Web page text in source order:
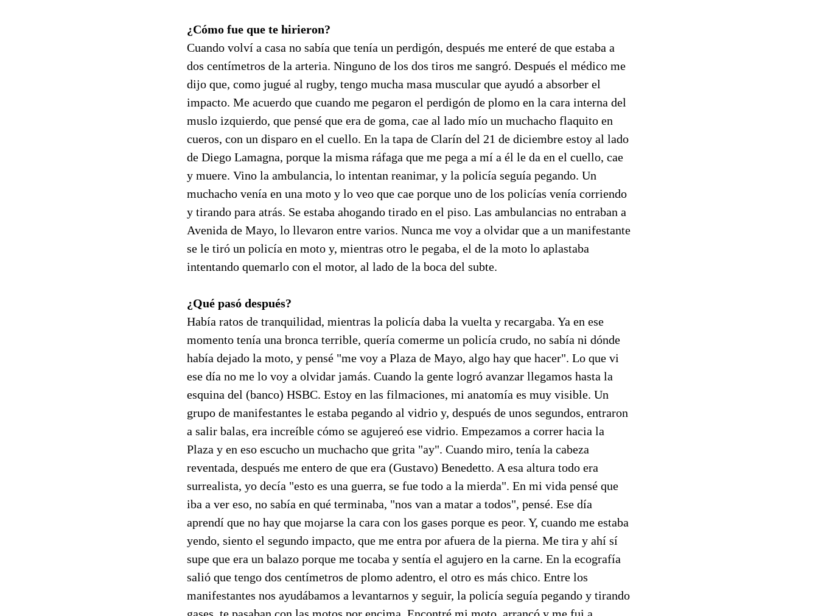
¿Cómo fue que te hirieron?
Cuando volví a casa no sabía que tenía un perdigón, después me enteré de que estaba a
dos centímetros de la arteria. Ninguno de los dos tiros me sangró. Después el médico me
dijo que, como jugué al rugby, tengo mucha masa muscular que ayudó a absorber el
impacto. Me acuerdo que cuando me pegaron el perdigón de plomo en la cara interna del
muslo izquierdo, que pensé que era de goma, cae al lado mío un muchacho flaquito en
cueros, con un disparo en el cuello. En la tapa de Clarín del 21 de diciembre estoy al lado
de Diego Lamagna, porque la misma ráfaga que me pega a mí a él le da en el cuello, cae
y muere. Vino la ambulancia, lo intentan reanimar, y la policía seguía pegando. Un
muchacho venía en una moto y lo veo que cae porque uno de los policías venía corriendo
y tirando para atrás. Se estaba ahogando tirado en el piso. Las ambulancias no entraban a
Avenida de Mayo, lo llevaron entre varios. Nunca me voy a olvidar que a un manifestante
se le tiró un policía en moto y, mientras otro le pegaba, el de la moto lo aplastaba
intentando quemarlo con el motor, al lado de la boca del subte.
¿Qué pasó después?
Había ratos de tranquilidad, mientras la policía daba la vuelta y recargaba. Ya en ese
momento tenía una bronca terrible, quería comerme un policía crudo, no sabía ni dónde
había dejado la moto, y pensé "me voy a Plaza de Mayo, algo hay que hacer". Lo que vi
ese día no me lo voy a olvidar jamás. Cuando la gente logró avanzar llegamos hasta la
esquina del (banco) HSBC. Estoy en las filmaciones, mi anatomía es muy visible. Un
grupo de manifestantes le estaba pegando al vidrio y, después de unos segundos, entraron
a salir balas, era increíble cómo se agujereó ese vidrio. Empezamos a correr hacia la
Plaza y en eso escucho un muchacho que grita "ay". Cuando miro, tenía la cabeza
reventada, después me entero de que era (Gustavo) Benedetto. A esa altura todo era
surrealista, yo decía "esto es una guerra, se fue todo a la mierda". En mi vida pensé que
iba a ver eso, no sabía en qué terminaba, "nos van a matar a todos", pensé. Ese día
aprendí que no hay que mojarse la cara con los gases porque es peor. Y, cuando me estaba
yendo, siento el segundo impacto, que me entra por afuera de la pierna. Me tira y ahí sí
supe que era un balazo porque me tocaba y sentía el agujero en la carne. En la ecografía
salió que tengo dos centímetros de plomo adentro, el otro es más chico. Entre los
manifestantes nos ayudábamos a levantarnos y seguir, la policía seguía pegando y tirando